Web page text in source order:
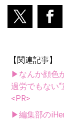
【関連記事】
▶なんか顔色
過労でもない
<PR>
▶編集部の